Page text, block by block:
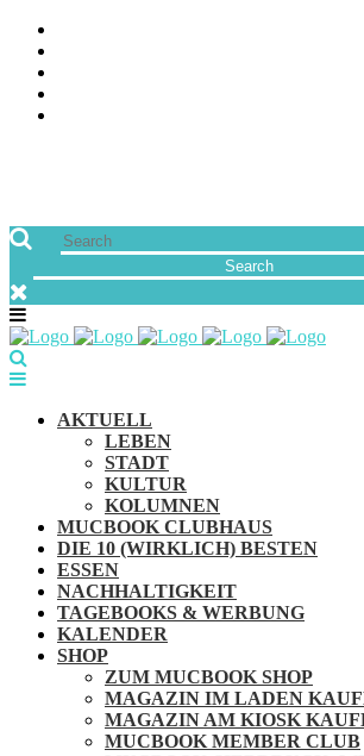
AKTUELL
LEBEN
STADT
KULTUR
KOLUMNEN
MUCBOOK CLUBHAUS
DIE 10 (WIRKLICH) BESTEN
ESSEN
NACHHALTIGKEIT
TAGEBOOKS & WERBUNG
KALENDER
SHOP
ZUM MUCBOOK SHOP
MAGAZIN IM LADEN
MAGAZIN AM KIOSK
MUCBOOK MEMBER CLUB